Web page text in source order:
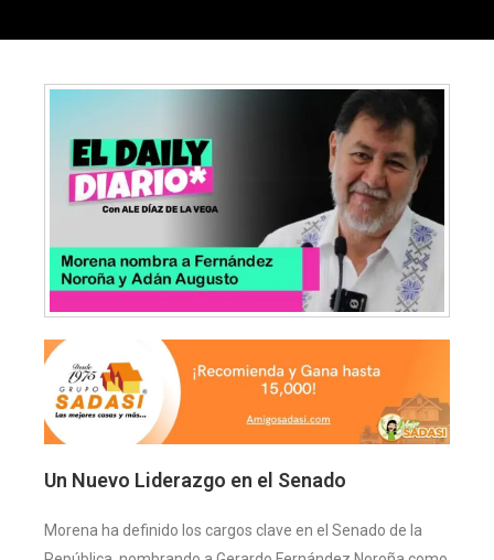
Un Nuevo Liderazgo en el Senado
Morena ha definido los cargos clave en el Senado de la